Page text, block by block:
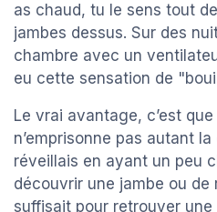
as chaud, tu le sens tout
jambes dessus. Sur des
chambre avec un
eu cette sensation de
Le vrai avantage, c’est
n’emprisonne pas autant
réveillais en ayant un peu
découvrir une jambe ou
suffisait pour retrouver